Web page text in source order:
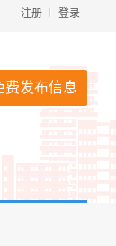
登录
注册
费发布信息